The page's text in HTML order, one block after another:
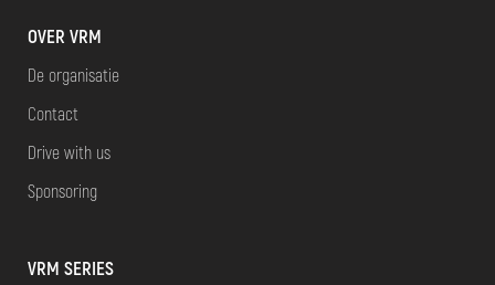
OVER VRM
De organisatie
Contact
Drive with us
Sponsoring
VRM SERIES